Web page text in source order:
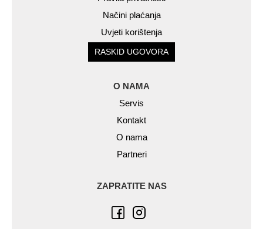
Načini plaćanja
Uvjeti korištenja
RASKID UGOVORA
O NAMA
Servis
Kontakt
O nama
Partneri
ZAPRATITE NAS